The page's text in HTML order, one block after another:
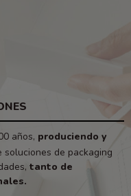
años, produciendo y
soluciones de packaging
tanto de